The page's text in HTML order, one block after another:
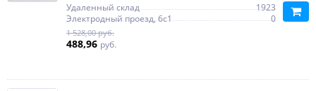
Удаленный склад
1923
Электродный проезд, 6с1
0
1 528,00 руб.
488,96 руб.